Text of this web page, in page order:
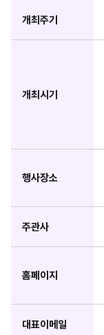
개최주기
개최시기
행사장소
주관사
홈페이지
대표이메일